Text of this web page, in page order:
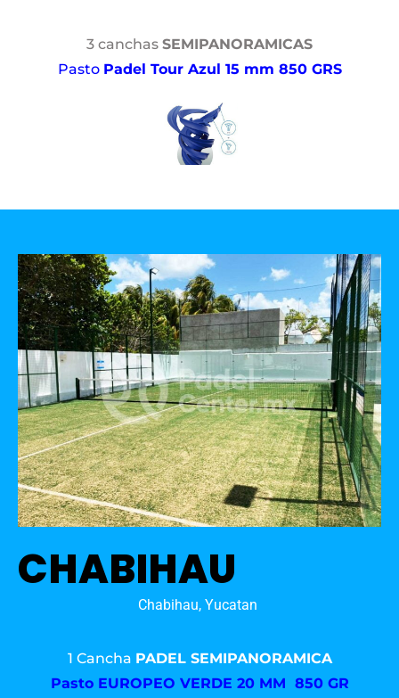
3 canchas SEMIPANORAMICAS
Pasto Padel Tour Azul 15 mm 850 GRS
CHABIHAU
Chabihau, Yucatan
1 Cancha PADEL SEMIPANORAMICA
Pasto EUROPEO VERDE 20 MM 850 GR